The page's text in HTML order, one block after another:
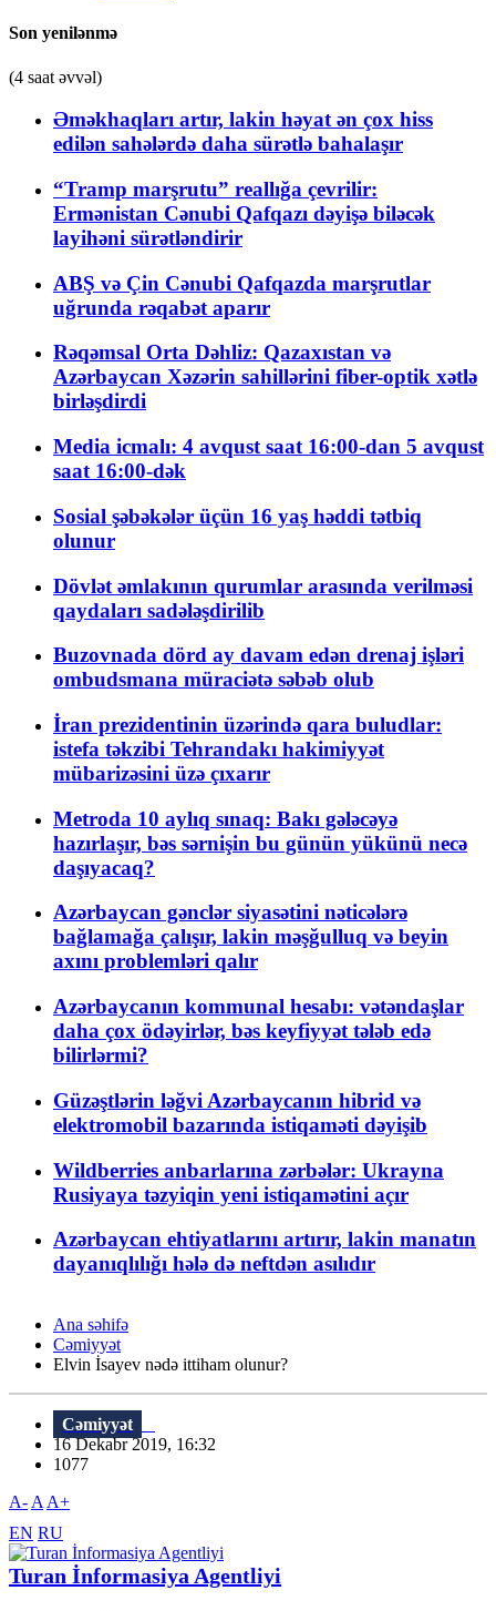
Son yenilənmə
(4 saat əvvəl)
Əməkhaqları artır, lakin həyat ən çox hiss
edilən sahələrdə daha sürətlə bahalaşır
“Tramp marşrutu” reallığa çevrilir:
Ermənistan Cənubi Qafqazı dəyişə biləcək
layihəni sürətləndirir
ABŞ və Çin Cənubi Qafqazda marşrutlar
uğrunda rəqabət aparır
Rəqəmsal Orta Dəhliz: Qazaxıstan və
Azərbaycan Xəzərin sahillərini fiber-optik xətlə
birləşdirdi
Media icmalı: 4 avqust saat 16:00-dan 5 avqust
saat 16:00-dək
Sosial şəbəkələr üçün 16 yaş həddi tətbiq
olunur
Dövlət əmlakının qurumlar arasında verilməsi
qaydaları sadələşdirilib
Buzovnada dörd ay davam edən drenaj işləri
ombudsmana müraciətə səbəb olub
İran prezidentinin üzərində qara buludlar:
istefa təkzibi Tehrandakı hakimiyyət
mübarizəsini üzə çıxarır
Metroda 10 aylıq sınaq: Bakı gələcəyə
hazırlaşır, bəs sərnişin bu günün yükünü necə
daşıyacaq?
Azərbaycan gənclər siyasətini nəticələrə
bağlamağa çalışır, lakin məşğulluq və beyin
axını problemləri qalır
Azərbaycanın kommunal hesabı: vətəndaşlar
daha çox ödəyirlər, bəs keyfiyyət tələb edə
bilirlərmi?
Güzəştlərin ləğvi Azərbaycanın hibrid və
elektromobil bazarında istiqaməti dəyişib
Wildberries anbarlarına zərbələr: Ukrayna
Rusiyaya təzyiqin yeni istiqamətini açır
Azərbaycan ehtiyatlarını artırır, lakin manatın
dayanıqlılığı hələ də neftdən asılıdır
Ana səhifə
Cəmiyyət
Elvin İsayev nədə ittiham olunur?
Cəmiyyət
16 Dekabr 2019, 16:32
1077
A- A A+
EN RU
Turan İnformasiya Agentliyi